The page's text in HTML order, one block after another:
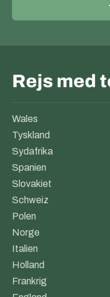
Rejs med
Wales
Tyskland
Sydafrika
Spanien
Slovakiet
Schweiz
Polen
Norge
Italien
Holland
Frankrig